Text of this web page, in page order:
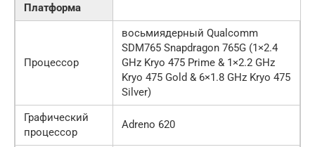
Платформа
Процессор
восьмиядерный Qualcomm
SDM765 Snapdragon 765G (1×2.4
GHz Kryo 475 Prime & 1×2.2 GHz
Kryo 475 Gold & 6×1.8 GHz Kryo 475
Silver)
Графический
процессор
Adreno 620